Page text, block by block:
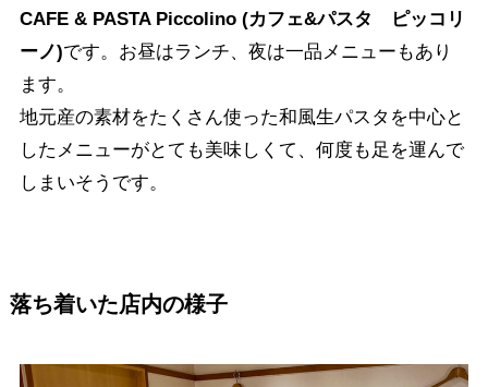
CAFE & PASTA Piccolino (カフェ&パスタ ピッコリ
ーノ)です。お昼はランチ、夜は一品メニューもあり
ます。
地元産の素材をたくさん使った和風生パスタを中心と
したメニューがとても美味しくて、何度も足を運んで
しまいそうです。
落ち着いた店内の様子